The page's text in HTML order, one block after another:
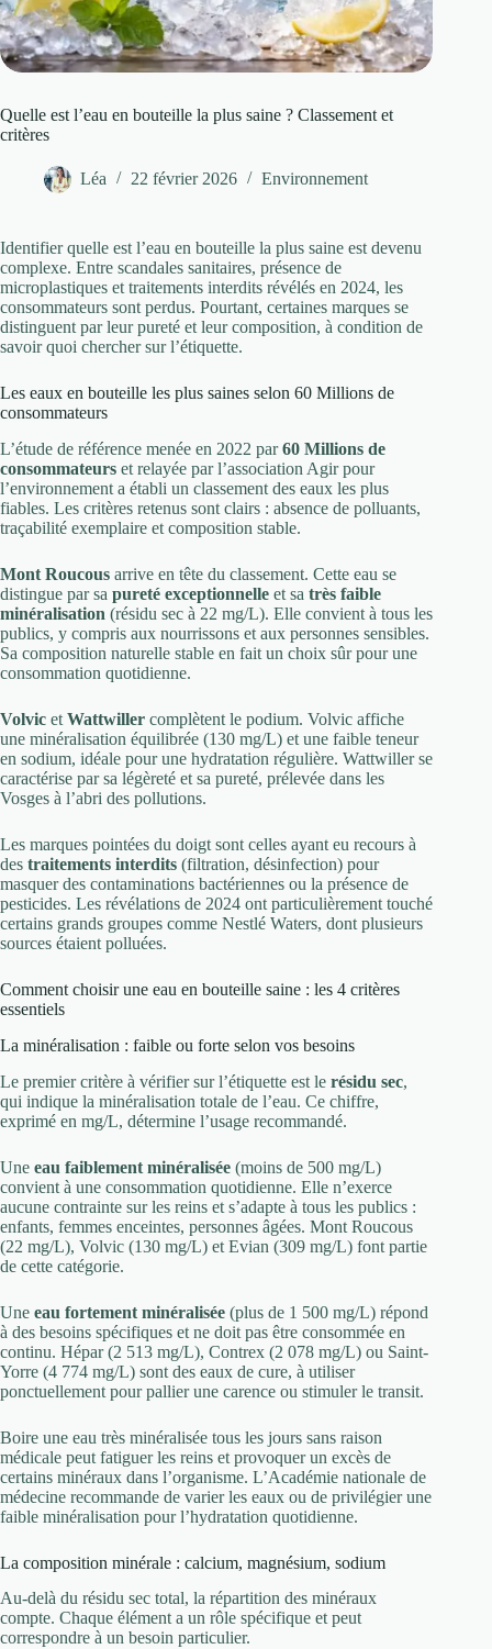
Quelle est l’eau en bouteille la plus saine ? Classement et
critères
Léa 22 février 2026 Environnement
Identifier quelle est l’eau en bouteille la plus saine est devenu
complexe. Entre scandales sanitaires, présence de
microplastiques et traitements interdits révélés en 2024, les
consommateurs sont perdus. Pourtant, certaines marques se
distinguent par leur pureté et leur composition, à condition de
savoir quoi chercher sur l’étiquette.
Les eaux en bouteille les plus saines selon 60 Millions de
consommateurs
L’étude de référence menée en 2022 par60 Millions de
consommateurs et relayée par l’association Agir pour
l’environnement a établi un classement des eaux les plus
fiables. Les critères retenus sont clairs : absence de polluants,
traçabilité exemplaire et composition stable.
Mont Roucous arrive en tête du classement. Cette eau se
distingue par sa pureté exceptionnelle et sa très faible
minéralisation (résidu sec à 22 mg/L). Elle convient à tous les
publics, y compris aux nourrissons et aux personnes sensibles.
Sa composition naturelle stable en fait un choix sûr pour une
consommation quotidienne.
Volvic et Wattwiller complètent le podium. Volvic affiche
une minéralisation équilibrée (130 mg/L) et une faible teneur
en sodium, idéale pour une hydratation régulière. Wattwiller se
caractérise par sa légèreté et sa pureté, prélevée dans les
Vosges à l’abri des pollutions.
Les marques pointées du doigt sont celles ayant eu recours à
des traitements interdits (filtration, désinfection) pour
masquer des contaminations bactériennes ou la présence de
pesticides. Les révélations de 2024 ont particulièrement touché
certains grands groupes comme Nestlé Waters, dont plusieurs
sources étaient polluées.
Comment choisir une eau en bouteille saine : les 4 critères
essentiels
La minéralisation : faible ou forte selon vos besoins
Le premier critère à vérifier sur l’étiquette est le résidu sec,
qui indique la minéralisation totale de l’eau. Ce chiffre,
exprimé en mg/L, détermine l’usage recommandé.
Une eau faiblement minéralisée (moins de 500 mg/L)
convient à une consommation quotidienne. Elle n’exerce
aucune contrainte sur les reins et s’adapte à tous les publics :
enfants, femmes enceintes, personnes âgées. Mont Roucous
(22 mg/L), Volvic (130 mg/L) et Evian (309 mg/L) font partie
de cette catégorie.
Une eau fortement minéralisée (plus de 1 500 mg/L) répond
à des besoins spécifiques et ne doit pas être consommée en
continu. Hépar (2 513 mg/L), Contrex (2 078 mg/L) ou Saint-
Yorre (4 774 mg/L) sont des eaux de cure, à utiliser
ponctuellement pour pallier une carence ou stimuler le transit.
Boire une eau très minéralisée tous les jours sans raison
médicale peut fatiguer les reins et provoquer un excès de
certains minéraux dans l’organisme. L’Académie nationale de
médecine recommande de varier les eaux ou de privilégier une
faible minéralisation pour l’hydratation quotidienne.
La composition minérale : calcium, magnésium, sodium
Au-delà du résidu sec total, la répartition des minéraux
compte. Chaque élément a un rôle spécifique et peut
correspondre à un besoin particulier.